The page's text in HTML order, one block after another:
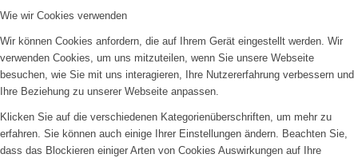
Wie wir Cookies verwenden
Wir können Cookies anfordern, die auf Ihrem Gerät eingestellt werden. Wir
verwenden Cookies, um uns mitzuteilen, wenn Sie unsere Webseite
besuchen, wie Sie mit uns interagieren, Ihre Nutzererfahrung verbessern und
Ihre Beziehung zu unserer Webseite anpassen.
Klicken Sie auf die verschiedenen Kategorienüberschriften, um mehr zu
erfahren. Sie können auch einige Ihrer Einstellungen ändern. Beachten Sie,
dass das Blockieren einiger Arten von Cookies Auswirkungen auf Ihre